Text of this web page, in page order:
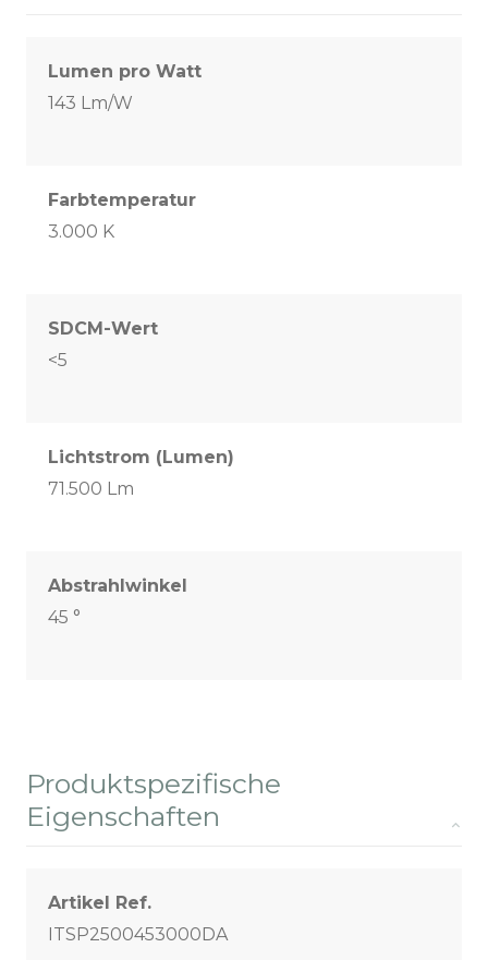
Lumen pro Watt
143 Lm/W
Farbtemperatur
3.000 K
SDCM-Wert
<5
Lichtstrom (Lumen)
71.500 Lm
Abstrahlwinkel
45 °
Produktspezifische
Eigenschaften
Artikel Ref.
ITSP2500453000DA